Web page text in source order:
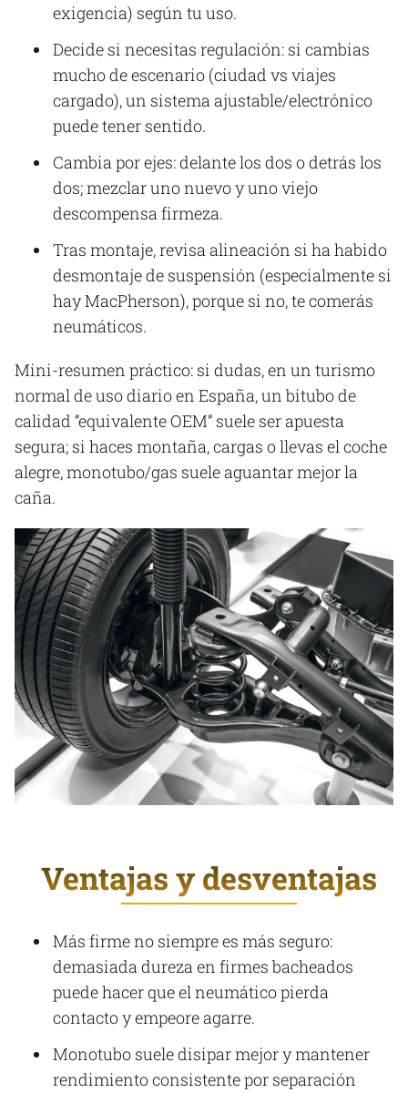
exigencia) según tu uso.
Decide si necesitas regulación: si cambias
mucho de escenario (ciudad vs viajes
cargado), un sistema ajustable/electrónico
puede tener sentido.
Cambia por ejes: delante los dos o detrás los
dos; mezclar uno nuevo y uno viejo
descompensa firmeza.
Tras montaje, revisa alineación si ha habido
desmontaje de suspensión (especialmente si
hay MacPherson), porque si no, te comerás
neumáticos.
Mini-resumen práctico: si dudas, en un turismo
normal de uso diario en España, un bitubo de
calidad “equivalente OEM” suele ser apuesta
segura; si haces montaña, cargas o llevas el coche
alegre, monotubo/gas suele aguantar mejor la
caña.
Ventajas y desventajas
Más firme no siempre es más seguro:
demasiada dureza en firmes bacheados
puede hacer que el neumático pierda
contacto y empeore agarre.
Monotubo suele disipar mejor y mantener
rendimiento consistente por separación